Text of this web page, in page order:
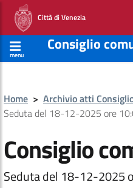
Città di Venezia
menu
Consiglio
Home > Archivio atti
Seduta del 18-12-2025 ore
Consiglio
Seduta del 18-12-2025